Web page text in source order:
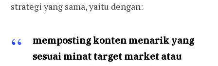
strategi yang sama, yaitu dengan:
memposting konten menarik yang
sesuai minat target market atau